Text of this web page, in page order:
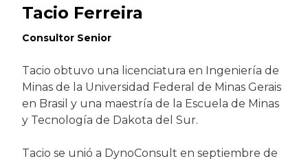
Tacio Ferreira
Consultor Senior
Tacio obtuvo una licenciatura en Ingeniería de
Minas de la Universidad Federal de Minas Gerais
en Brasil y una maestría de la Escuela de Minas
y Tecnología de Dakota del Sur.
Tacio se unió a DynoConsult en septiembre de